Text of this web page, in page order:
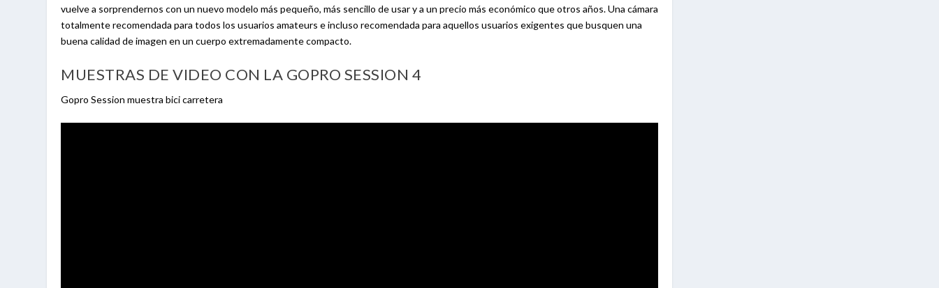
vuelve a sorprendernos con un nuevo modelo más pequeño, más sencillo de usar y a un precio más económico que otros años. Una cámara
totalmente recomendada para todos los usuarios amateurs e incluso recomendada para aquellos usuarios exigentes que busquen una
buena calidad de imagen en un cuerpo extremadamente compacto.
MUESTRAS DE VIDEO CON LA GOPRO SESSION 4
Gopro Session muestra bici carretera